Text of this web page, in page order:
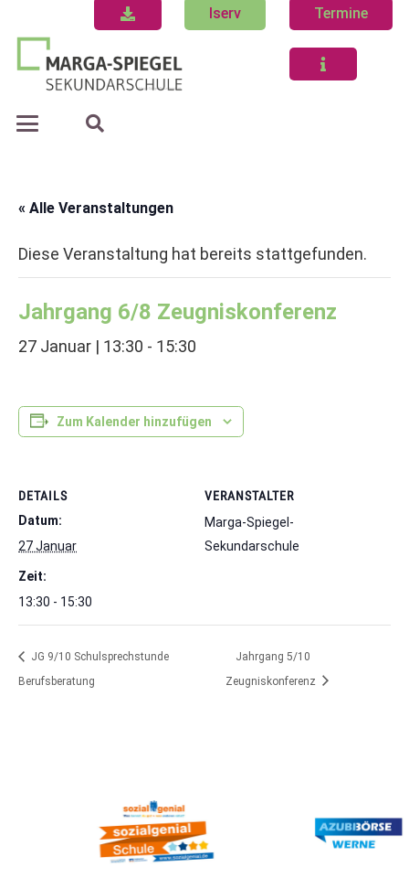
Iserv Termine
« Alle Veranstaltungen
Diese Veranstaltung hat bereits stattgefunden.
Jahrgang 6/8 Zeugniskonferenz
27 Januar | 13:30 - 15:30
Zum Kalender hinzufügen
DETAILS
Datum:
27 Januar
Zeit:
13:30 - 15:30
VERANSTALTER
Marga-Spiegel-
Sekundarschule
JG 9/10 Schulsprechstunde
Berufsberatung
Jahrgang 5/10
Zeugniskonferenz